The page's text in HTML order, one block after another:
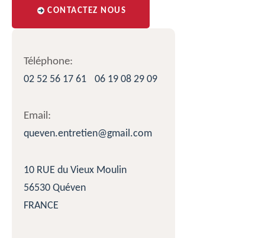
CONTACTEZ NOUS
Téléphone:
02 52 56 17 61
06 19 08 29 09
Email:
queven.entretien@gmail.com
10 RUE du Vieux Moulin
56530 Quéven
FRANCE